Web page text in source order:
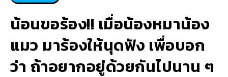
น้อนขอร้อง!! เมื่อน้องหมาน้อง
แมว มาร้องให้นุดฟัง เพื่อบอก
ว่า ถ้าอยากอยู่ด้วยกันไปนาน ๆ